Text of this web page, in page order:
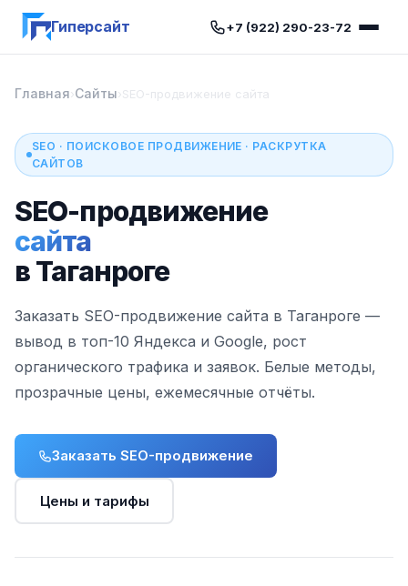
Гиперсайт +7 (922) 290-23-72
Главная›Сайты›SEO-продвижение сайта
SEO · ПОИСКОВОЕ ПРОДВИЖЕНИЕ · РАСКРУТКА
САЙТОВ
SEO-продвижение
сайта
в Таганроге
Заказать SEO-продвижение сайта в Таганроге —
вывод в топ-10 Яндекса и Google, рост
органического трафика и заявок. Белые методы,
прозрачные цены, ежемесячные отчёты.
Заказать SEO-продвижение
Цены и тарифы